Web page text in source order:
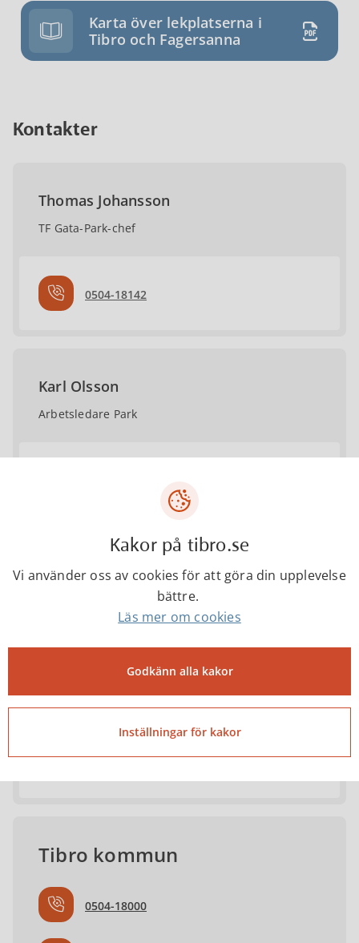
Karta över lekplatserna i
Tibro och Fagersanna
Kontakter
Thomas Johansson
TF Gata-Park-chef
0504-18142
Karl Olsson
Arbetsledare Park
Martin Andersson
Arbetsledare Vatten och avlopp
0504-18631
Tibro kommun
0504-18000
Kakor på tibro.se
Vi använder oss av cookies för att göra din upplevelse
bättre.
Läs mer om cookies
Godkänn alla kakor
Inställningar för kakor